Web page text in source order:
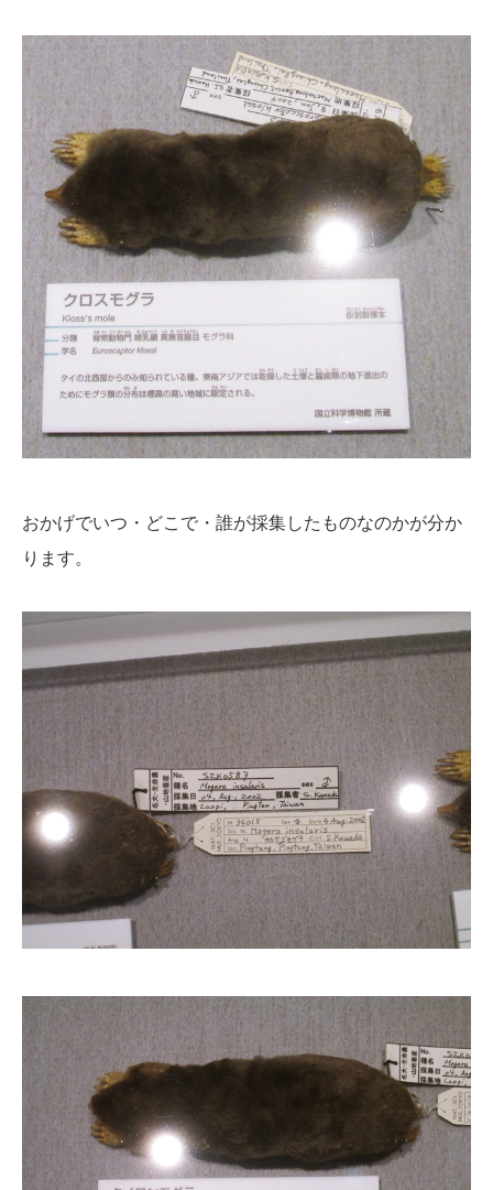
おかげでいつ・どこで・誰が採集したものなのかが分か
ります。